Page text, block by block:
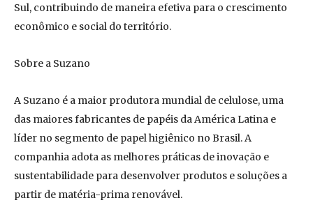
Sul, contribuindo de maneira efetiva para o crescimento
econômico e social do território.
Sobre a Suzano
A Suzano é a maior produtora mundial de celulose, uma
das maiores fabricantes de papéis da América Latina e
líder no segmento de papel higiênico no Brasil. A
companhia adota as melhores práticas de inovação e
sustentabilidade para desenvolver produtos e soluções a
partir de matéria-prima renovável.